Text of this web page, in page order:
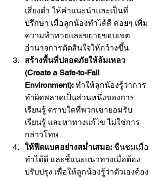
เสี่ยงต่ำ ให้คำแนะนำและเป็นที่
ปรึกษา เมื่อลูกน้องทำได้ดี ค่อยๆ เพิ่ม
ความท้าทายและขยายขอบเขต
อำนาจการตัดสินใจให้กว้างขึ้น
สร้างพื้นที่ปลอดภัยให้ล้มเหลว
(Create a Safe-to-Fail
Environment): ทำให้ลูกน้องรู้ว่าการ
ทำผิดพลาดเป็นส่วนหนึ่งของการ
เรียนรู้ ตราบใดที่พวกเขายอมรับ
เรียนรู้ และหาทางแก้ไข ไม่ใช่การ
กล่าวโทษ
ให้ฟีดแบคอย่างสม่ำเสมอ: ชื่นชมเมื่อ
ทำได้ดี และชี้แนะแนวทางเมื่อต้อง
ปรับปรุง เพื่อให้ลูกน้องรู้ว่าตัวเองต้อง